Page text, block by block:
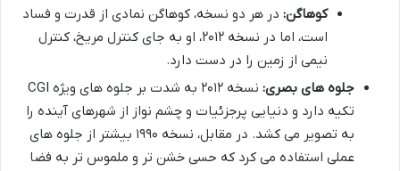
کوهاگن: در هر دو نسخه، کوهاگن نمادی از قدرت و فساد
است، اما در نسخه ۲۰۱۲، او به جای کنترل مریخ، کنترل
نیمی از زمین را در دست دارد.
جلوه های بصری:
نسخه ۲۰۱۲ به شدت بر جلوه های ویژه CGI
تکیه دارد و دنیایی پرجزئیات و چشم نواز از شهرهای آینده را
به تصویر می کشد. در مقابل، نسخه ۱۹۹۰ بیشتر از جلوه های
عملی استفاده می کرد که حسی خشن تر و ملموس تر به فضا